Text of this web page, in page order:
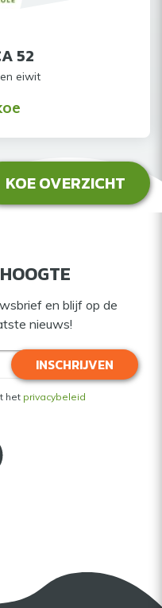
52
eiwit
KOE OVERZICHT
en blijf op de
nieuws!
INSCHRIJVEN
het privacybeleid